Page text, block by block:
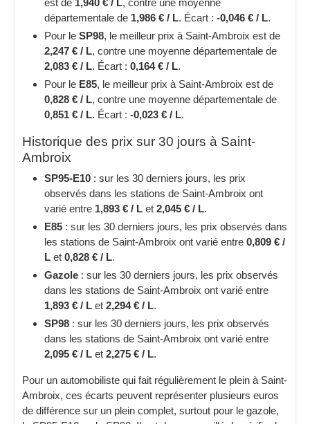
est de 1,940 € / L, contre une moyenne
départementale de 1,986 € / L. Écart :-0,046 € / L.
Pour leSP98, le meilleur prix à Saint-Ambroix est de
2,247 € / L, contre une moyenne départementale de
2,083 € / L. Écart :0,164 € / L.
Pour le E85, le meilleur prix à Saint-Ambroix est de
0,828 € / L, contre une moyenne départementale de
0,851 € / L. Écart :-0,023 € / L.
Historique des prix sur 30 jours à Saint-
Ambroix
SP95-E10 : sur les 30 derniers jours, les prix
observés dans les stations de Saint-Ambroix ont
varié entre 1,893 € / L et2,045 € / L.
E85 : sur les 30 derniers jours, les prix observés dans
les stations de Saint-Ambroix ont varié entre0,809 € /
L et0,828 € / L.
Gazole : sur les 30 derniers jours, les prix observés
dans les stations de Saint-Ambroix ont varié entre
1,893 € / L et2,294 € / L.
SP98 : sur les 30 derniers jours, les prix observés
dans les stations de Saint-Ambroix ont varié entre
2,095 € / L et2,275 € / L.
Pour un automobiliste qui fait régulièrement le plein à Saint-
Ambroix, ces écarts peuvent représenter plusieurs euros
de différence sur un plein complet, surtout pour le gazole,